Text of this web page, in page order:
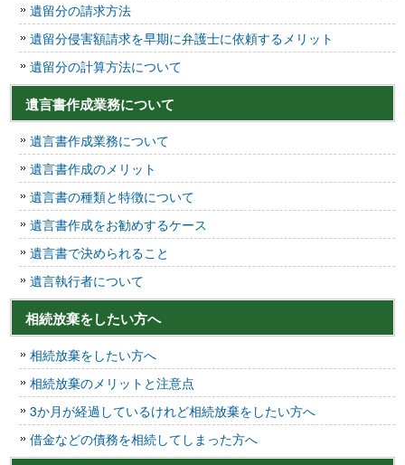
遺留分の請求方法
遺留分侵害額請求を早期に弁護士に依頼するメリット
遺留分の計算方法について
遺言書作成業務について
遺言書作成業務について
遺言書作成のメリット
遺言書の種類と特徴について
遺言書作成をお勧めするケース
遺言書で決められること
遺言執行者について
相続放棄をしたい方へ
相続放棄をしたい方へ
相続放棄のメリットと注意点
3か月が経過しているけれど相続放棄をしたい方へ
借金などの債務を相続してしまった方へ